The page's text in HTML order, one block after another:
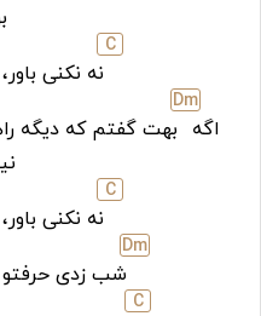
C
نه نکنی
اگه
Dm
بهت گفتم که دیگه
C
نه نکنی
Dm
شب زدی
C